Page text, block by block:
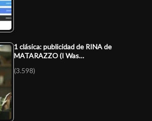
1 clásica: publicidad de RINA de
MATARAZZO (I Was…
(3.598)